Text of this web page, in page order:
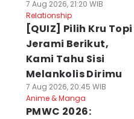
7 Aug 2026, 21:20 WIB
Relationship
[QUIZ] Pilih Kru Topi
Jerami Berikut,
Kami Tahu Sisi
Melankolis Dirimu
7 Aug 2026, 20:45 WIB
Anime & Manga
PMWC 2026: